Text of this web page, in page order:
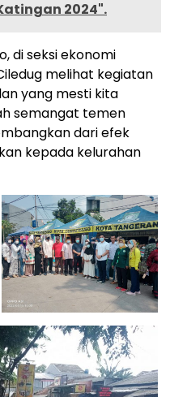
2024".
di seksi ekonomi
melihat kegiatan
yang mesti kita
semangat temen
dari efek
kepada kelurahan